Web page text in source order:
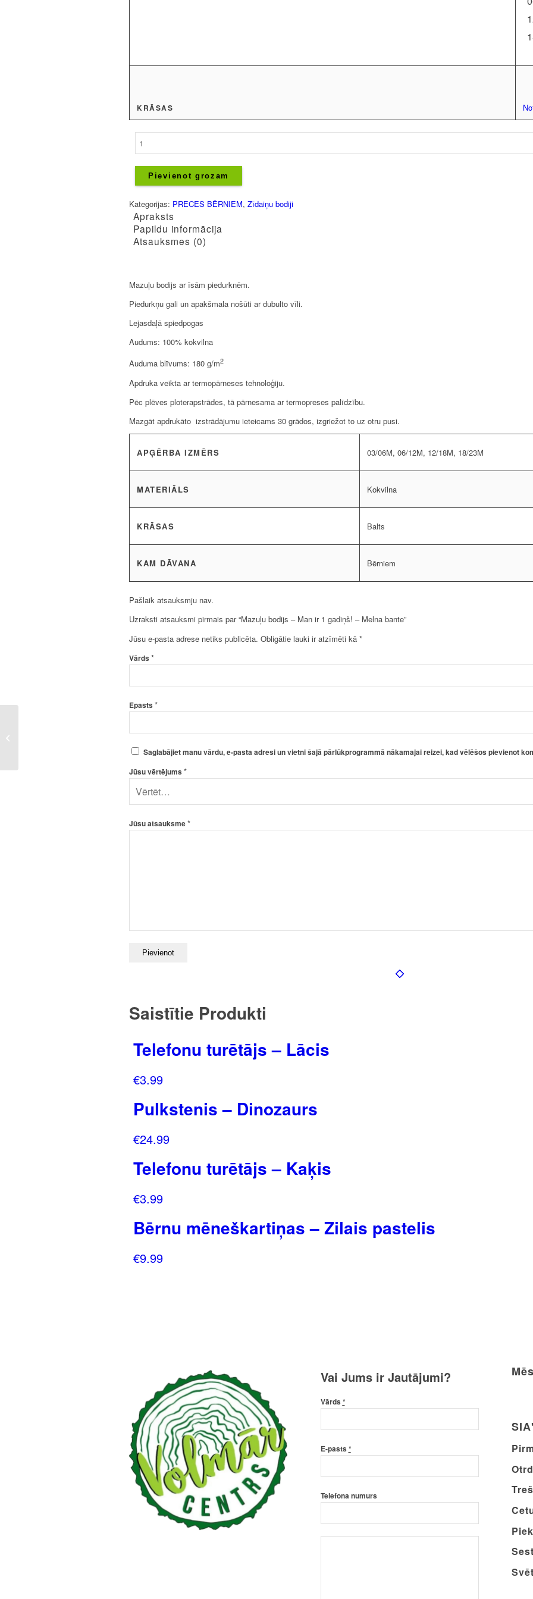
KRĀSAS
Man
ir
gadiņš!
-
Melna
Pievienot grozam
Kategorijas: PRECES BĒRNIEM, Zīdaiņu bodiji
Apraksts
Papildu informācija
Atsauksmes (0)
Mazuļu bodijs ar īsām piedurknēm.
Piedurkņu gali un apakšmala nošūti ar dubulto vīli.
Lejasdaļā spiedpogas
Audums: 100% kokvilna
Auduma blīvums: 180 g/m2
Apdruka veikta ar termopārneses tehnoloģiju.
Pēc plēves ploterapstrādes, tā pārnesama ar termopreses palīdzību.
Mazgāt apdrukāto izstrādājumu ieteicams 30 grādos, izgriežot to uz otru pusi.
APĢĒRBA IZMĒRS 03/06M, 06/12M, 12/18M, 18/23M
MATERIĀLS Kokvilna
KRĀSAS Balts
KAM DĀVANA Bērniem
Pašlaik atsauksmju nav.
Uzraksti atsauksmi pirmais par “Mazuļu bodijs – Man ir 1 gadiņš! – Melna bante”
Jūsu e-pasta adrese netiks publicēta. Obligātie lauki ir atzīmēti kā *
Vārds *
Epasts *
Saglabājiet manu vārdu, e-pasta adresi un vietni šajā pārlūkprogrammā nākamajai reizei, kad vēlēšos pievienot
Jūsu vērtējums *
Jūsu atsauksme*
Saistītie Produkti
Telefonu turētājs – Lācis
€3.99
Pulkstenis – Dinozaurs
€24.99
Telefonu turētājs – Kaķis
€3.99
Bērnu mēneškartiņas – Zilais pastelis
€9.99
Vai Jums ir Jautājumi?
Vārds *
E-pasts *
Telefona numurs